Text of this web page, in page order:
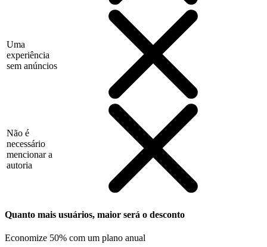
Uma
experiência
sem anúncios
Não é
necessário
mencionar a
autoria
Quanto mais usuários, maior será o desconto
Economize 50% com um plano anual